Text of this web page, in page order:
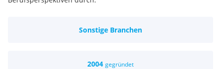
Sie sind kommunikativ, arbeiten gerne mit Menschen und
Wir bieten Ihnen eine vielseitige, abwechlungsreiche und
Sonstige Branchen
2004 gegründet